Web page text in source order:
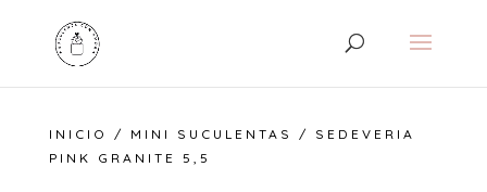
INICIO / MINI SUCULENTAS
/ SEDEVERIA
PINK GRANITE 5,5